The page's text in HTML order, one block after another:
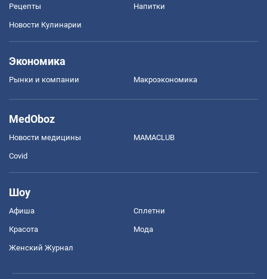
Рецепты Напитки
Новости Кулинарии
Экономика
Рынки и компании Mакроэкономика
MedOboz
Новости медицины MAMACLUB
Covid
Шоу
Афиша Сплетни
Красота Мода
Женский Журнал